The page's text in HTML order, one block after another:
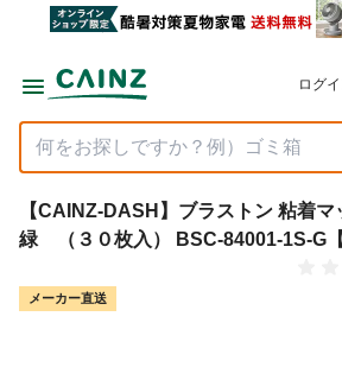
ログ
【CAINZ-DASH】ブラストン 粘着
緑 （３０枚入） BSC-84001-1S-G【
メーカー直送